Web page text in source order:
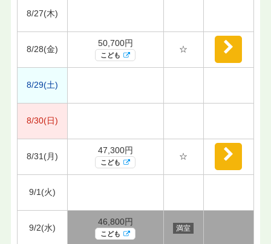
8/27(木)
8/28(金)
50,700円
こども
☆
8/29(土)
8/30(日)
8/31(月)
47,300円
こども
☆
9/1(火)
9/2(水)
46,800円
こども
満室